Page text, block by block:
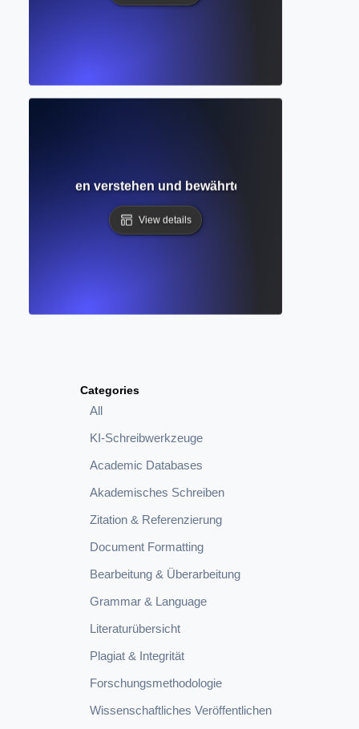
Categories
All
KI-Schreibwerkzeuge
Academic Databases
Akademisches Schreiben
Zitation & Referenzierung
Document Formatting
Bearbeitung & Überarbeitung
Grammar & Language
Literaturübersicht
Plagiat & Integrität
Forschungsmethodologie
Wissenschaftliches Veröffentlichen
Ursachen verstehen und bewährte Strategien zu
View details